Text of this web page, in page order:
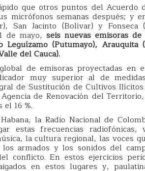
que otros puntos del Acuerdo
micrófonos semanas después; y
San Jacinto (Bolívar) y Fonseca
de mayo, seis nuevas emisoras
(Putumayo), Arauquita
del Cauca).
de emisoras proyectadas en
muy superior al de
de Sustitución de Cultivos
de Renovación del
16 %.
la Radio Nacional de
estas frecuencias radiofónicas,
la cultura regional, las voces
armados y los sonidos del
conflicto. En estos ejercicios
en estos lugares y,